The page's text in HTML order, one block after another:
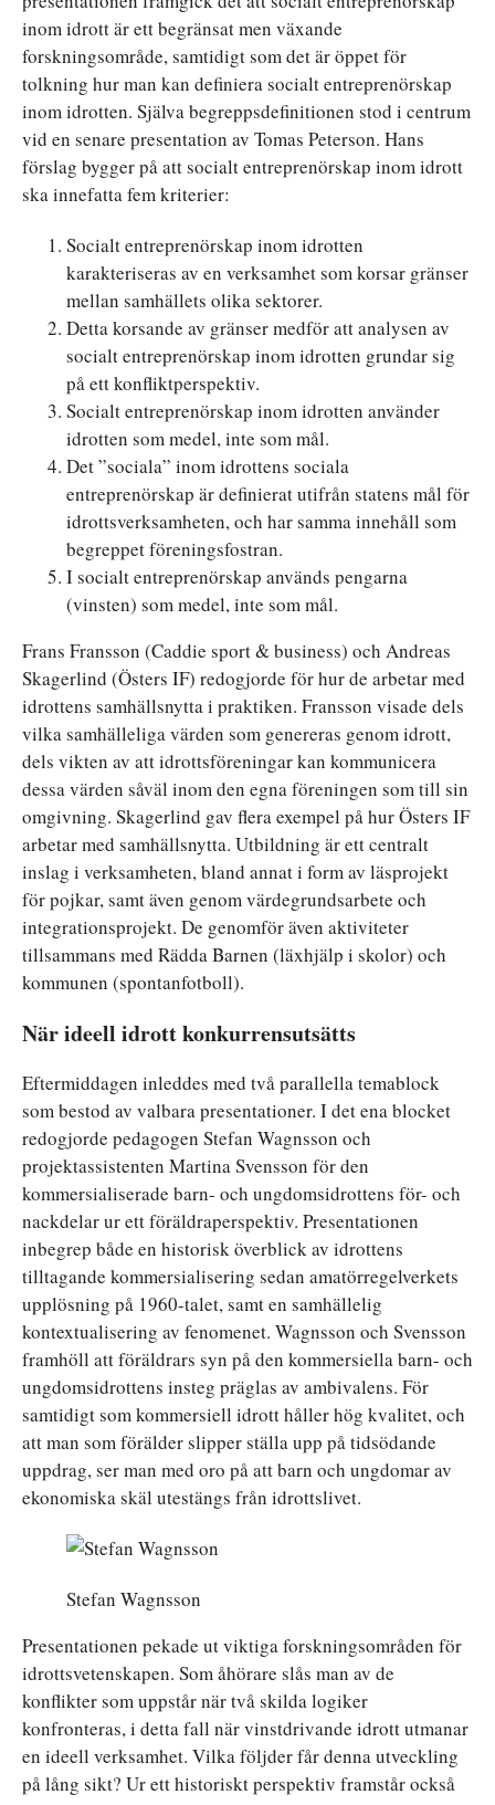
inom idrott är ett begränsat men växande
forskningsområde, samtidigt som det är öppet för
tolkning hur man kan definiera socialt entreprenörskap
inom idrotten. Själva begreppsdefinitionen stod i centrum
vid en senare presentation av Tomas Peterson. Hans
förslag bygger på att socialt entreprenörskap inom idrott
ska innefatta fem kriterier:
Socialt entreprenörskap inom idrotten
karakteriseras av en verksamhet som korsar gränser
mellan samhällets olika sektorer.
Detta korsande av gränser medför att analysen av
socialt entreprenörskap inom idrotten grundar sig
på ett konfliktperspektiv.
Socialt entreprenörskap inom idrotten använder
idrotten som medel, inte som mål.
Det ”sociala” inom idrottens sociala
entreprenörskap är definierat utifrån statens mål för
idrottsverksamheten, och har samma innehåll som
begreppet föreningsfostran.
I socialt entreprenörskap används pengarna
(vinsten) som medel, inte som mål.
Frans Fransson (Caddie sport & business) och Andreas
Skagerlind (Östers IF) redogjorde för hur de arbetar med
idrottens samhällsnytta i praktiken. Fransson visade dels
vilka samhälleliga värden som genereras genom idrott,
dels vikten av att idrottsföreningar kan kommunicera
dessa värden såväl inom den egna föreningen som till sin
omgivning. Skagerlind gav flera exempel på hur Östers IF
arbetar med samhällsnytta. Utbildning är ett centralt
inslag i verksamheten, bland annat i form av läsprojekt
för pojkar, samt även genom värdegrundsarbete och
integrationsprojekt. De genomför även aktiviteter
tillsammans med Rädda Barnen (läxhjälp i skolor) och
kommunen (spontanfotboll).
När ideell idrott konkurrensutsätts
Eftermiddagen inleddes med två parallella temablock
som bestod av valbara presentationer. I det ena blocket
redogjorde pedagogen Stefan Wagnsson och
projektassistenten Martina Svensson för den
kommersialiserade barn- och ungdomsidrottens för- och
nackdelar ur ett föräldraperspektiv. Presentationen
inbegrep både en historisk överblick av idrottens
tilltagande kommersialisering sedan amatörregelverkets
upplösning på 1960-talet, samt en samhällelig
kontextualisering av fenomenet. Wagnsson och Svensson
framhöll att föräldrars syn på den kommersiella barn- och
ungdomsidrottens insteg präglas av ambivalens. För
samtidigt som kommersiell idrott håller hög kvalitet, och
att man som förälder slipper ställa upp på tidsödande
uppdrag, ser man med oro på att barn och ungdomar av
ekonomiska skäl utestängs från idrottslivet.
Stefan Wagnsson
Presentationen pekade ut viktiga forskningsområden för
idrottsvetenskapen. Som åhörare slås man av de
konflikter som uppstår när två skilda logiker
konfronteras, i detta fall när vinstdrivande idrott utmanar
en ideell verksamhet. Vilka följder får denna utveckling
på lång sikt? Ur ett historiskt perspektiv framstår också